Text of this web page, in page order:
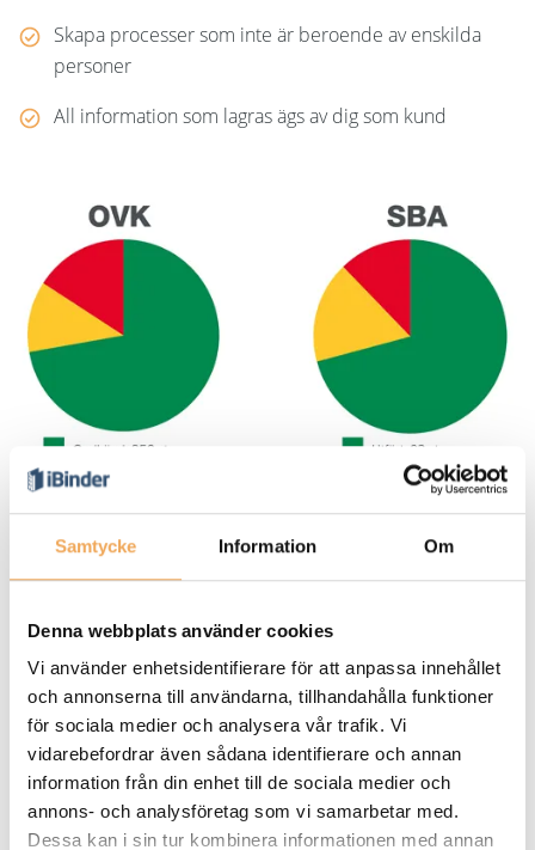
Samtycke Information Om
Denna webbplats använder cookies
Vi använder enhetsidentifierare för att anpassa innehållet
och annonserna till användarna, tillhandahålla funktioner
för sociala medier och analysera vår trafik. Vi
vidarebefordrar även sådana identifierare och annan
information från din enhet till de sociala medier och
annons- och analysföretag som vi samarbetar med.
Dessa kan i sin tur kombinera informationen med annan
Skapa processer som inte är beroende av enskilda
personer
All information som lagras ägs av dig som kund
Dashboard - bättre överblick och snabba
Med en tydlig dashboard får du full kontroll över planering
och genomförande av besiktningar. Med ett knapptryck
genererar du och skriver ut rapporter enligt fördefinierade
mallar eller skräddarsydda egna rapporter.
REQS omfattar olika moduler som representerar ett brett
spektrum, från OVK (Obligatorisk VentilationsKontroll), SBA
(Systematiskt BrandskyddsArbete) till olika specialområden